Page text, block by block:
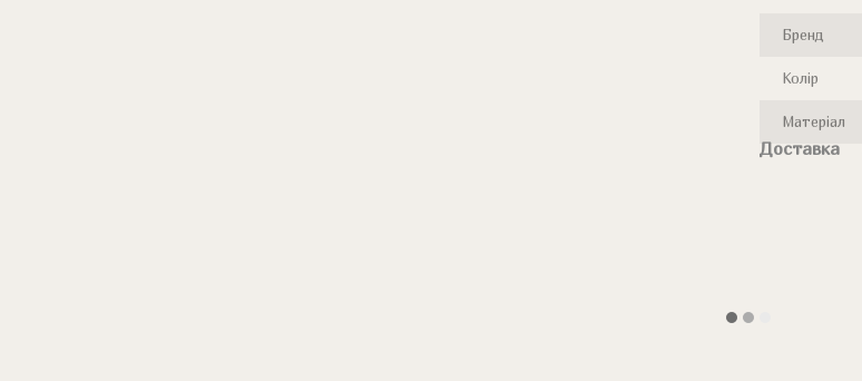
Бренд
Колір
Матеріал
Доставка